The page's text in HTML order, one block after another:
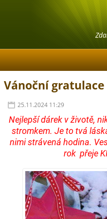
Vánoční gratulace
25.11.2024 11:29
Nejlepší dárek v životě,
stromkem. Je to tvá
nimi strávená hodina.
rok přeje